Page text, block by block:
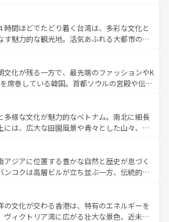
スタイルだ。 なお、新着のアメリカ
ンツ一覧を参照してほしい。
しの心で訪れる人々を迎えてくれるハワイの
いローカルフードやハワイアンミュージッ
フラダンスなど、すべてがハワイの魅力を彩
ほしい。 なお、新着のハワイ情報
一覧を参照してほしい。
大陸中央部にそびえるウルル（エアーズロッ
ニアの美しい原生林やケアンズの熱帯雨林な
がたくさん。また、カフェやワイン、オージ
ィビティも充実しており、サーフィンやダイ
キングなど、アウトドア好きにはたまらな
ラリアの多彩な魅力を存分に味わいつくそ
。
時間ほどでたどり着く台湾は、多彩な文化と
す魅力的な観光地。活気あふれる大都市の台
な山岳地帯である台湾東部など、都市の喧騒
さが共存しており、訪れる人に新しい発見と
してくれる。また、奥深い台湾の食文化も魅
評判のスイーツなど、バラエティ豊かな料理
が味わえる。 なお、新着の台湾情報は コンテンツ一覧を参
。
文化が残る一方で、最先端のファッションやK
席巻している韓国。首都ソウルの宮殿や伝統
を延ばせば四季折々の自然美を楽しむことが
て、キムチや焼肉、絶品のストリートフード
まな韓国料理が待っている。夜には、韓国な
れながら、韓国の多彩な魅力を心ゆくまで味
わってみてほしい。 なお、新着の韓国情報はコンテンツ一
ほしい。
多様な文化が魅力的なベトナム。南北に細長
には、広大な田園風景や青々とした山々、世
共に伝統が息づく。ハノイの古い町並みやホ
フランス統治時代の建物も、独特の雰囲気を
る。また、バラエティの豊かさとおいしさで
やバインミー、ベトナムコーヒーなどは、ぜ
いたい。どの地域を訪れてもあたたかい人々
えてくれるので、きっと忘れられない旅にな
アジアに位置する豊かな自然と歴史が息づく
ンコクは高層ビルが立ち並ぶ一方、伝統的な
している。北部ではチェンマイなどの山岳地
れ合い、南部ではプーケットやクラビの美し
ゾート気分を楽しむことができる。タイ料理
の文化が交わる香港は、特有のエネルギーを
ヴィクトリア湾に広がる壮大な景色、近未来